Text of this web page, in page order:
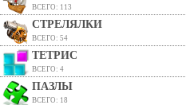
ВСЕГО: 113
СТРЕЛЯЛКИ
ВСЕГО: 54
ТЕТРИС
ВСЕГО: 4
ПАЗЛЫ
ВСЕГО: 18